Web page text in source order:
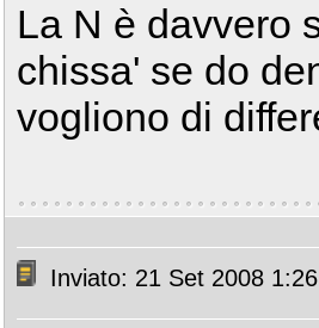
La N è davvero
chissa' se do
vogliono di
Inviato: 21 Set 2008 1:26